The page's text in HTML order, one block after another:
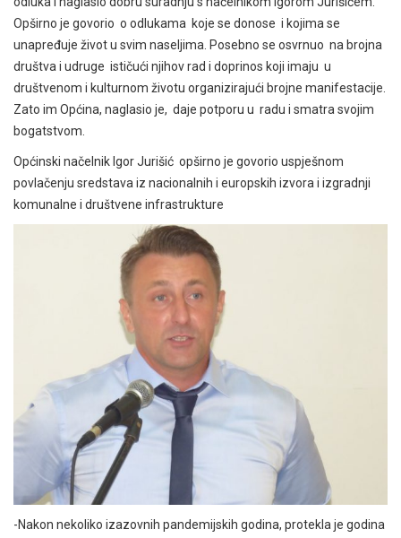
Opširno je govorio o odlukama koje se donose i kojima se
unapređuje život u svim naseljima. Posebno se osvrnuo na brojna
društva i udruge ističući njihov rad i doprinos koji imaju u
društvenom i kulturnom životu organizirajući brojne manifestacije.
Zato im Općina, naglasio je, daje potporu u radu i smatra svojim
bogatstvom.
Općinski načelnik Igor Jurišić opširno je govorio uspješnom
povlačenju sredstava iz nacionalnih i europskih izvora i izgradnji
komunalne i društvene infrastrukture
-Nakon nekoliko izazovnih pandemijskih godina, protekla je godina